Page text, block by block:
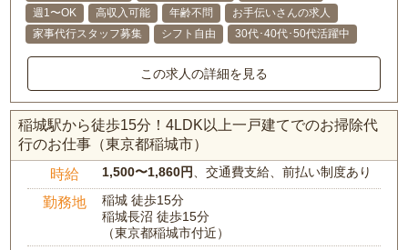
週1〜OK
高収入可能 年齢不問
お手伝いさんの求人
家事代行スタッフ募集
シフト自由 30代･40代･50代活躍中
この求人の詳細を見る
稲城駅から徒歩15分！4LDK以上一戸建てでのお掃除代
行のお仕事（東京都稲城市）
時給 1,500〜1,860円、交通費支給、前払い制度あり
勤務地
稲城 徒歩15分
稲城長沼 徒歩15分
（東京都稲城市付近）